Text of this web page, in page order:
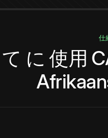
仕
に 使用